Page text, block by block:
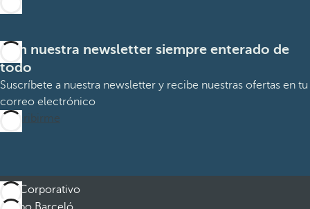
Con nuestra newsletter siempre enterado de
todo
Suscríbete a nuestra newsletter y recibe nuestras ofertas en tu
correo electrónico
Suscribirme
Corporativo